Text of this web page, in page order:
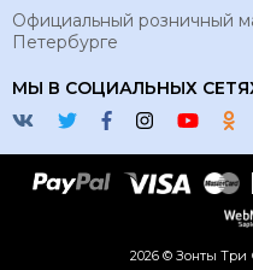
Официальный розничный
Петербурге
МЫ В СОЦИАЛЬНЫХ
2026 © Зонты Три